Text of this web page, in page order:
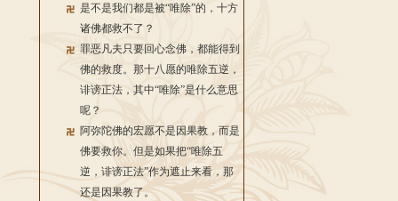
是不是我们都是被“唯除”的，十方
诸佛都救不了？
罪恶凡夫只要回心念佛，都能得到
佛的救度。那十八愿的唯除五逆，
诽谤正法，其中“唯除”是什么意思
呢？
阿弥陀佛的宏愿不是因果教，而是
佛要救你。但是如果把“唯除五
逆，诽谤正法”作为遮止来看，那
还是因果教了。